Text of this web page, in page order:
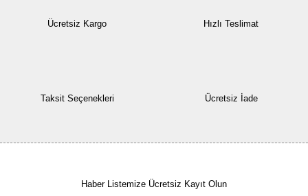
Ücretsiz Kargo Hızlı Teslimat
Taksit Seçenekleri Ücretsiz İade
Haber Listemize Ücretsiz Kayıt Olun